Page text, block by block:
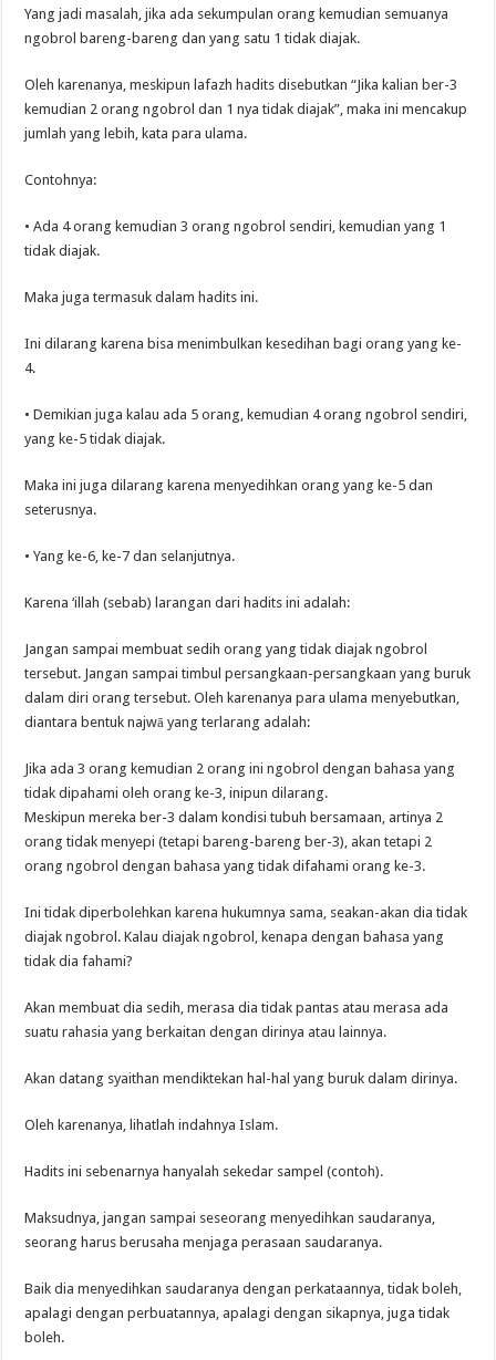
Yang jadi masalah, jika ada sekumpulan orang kemudian semuanya
ngobrol bareng-bareng dan yang satu 1 tidak diajak.
Oleh karenanya, meskipun lafazh hadits disebutkan “Jika kalian ber-3
kemudian 2 orang ngobrol dan 1 nya tidak diajak”, maka ini mencakup
jumlah yang lebih, kata para ulama.
Contohnya:
• Ada 4 orang kemudian 3 orang ngobrol sendiri, kemudian yang 1
tidak diajak.
Maka juga termasuk dalam hadits ini.
Ini dilarang karena bisa menimbulkan kesedihan bagi orang yang ke-
4.
• Demikian juga kalau ada 5 orang, kemudian 4 orang ngobrol sendiri,
yang ke-5 tidak diajak.
Maka ini juga dilarang karena menyedihkan orang yang ke-5 dan
seterusnya.
• Yang ke-6, ke-7 dan selanjutnya.
Karena ‘illah (sebab) larangan dari hadits ini adalah:
Jangan sampai membuat sedih orang yang tidak diajak ngobrol
tersebut. Jangan sampai timbul persangkaan-persangkaan yang buruk
dalam diri orang tersebut. Oleh karenanya para ulama menyebutkan,
diantara bentuk najwā yang terlarang adalah:
Jika ada 3 orang kemudian 2 orang ini ngobrol dengan bahasa yang
tidak dipahami oleh orang ke-3, inipun dilarang.
Meskipun mereka ber-3 dalam kondisi tubuh bersamaan, artinya 2
orang tidak menyepi (tetapi bareng-bareng ber-3), akan tetapi 2
orang ngobrol dengan bahasa yang tidak difahami orang ke-3.
Ini tidak diperbolehkan karena hukumnya sama, seakan-akan dia tidak
diajak ngobrol. Kalau diajak ngobrol, kenapa dengan bahasa yang
tidak dia fahami?
Akan membuat dia sedih, merasa dia tidak pantas atau merasa ada
suatu rahasia yang berkaitan dengan dirinya atau lainnya.
Akan datang syaithan mendiktekan hal-hal yang buruk dalam dirinya.
Oleh karenanya, lihatlah indahnya Islam.
Hadits ini sebenarnya hanyalah sekedar sampel (contoh).
Maksudnya, jangan sampai seseorang menyedihkan saudaranya,
seorang harus berusaha menjaga perasaan saudaranya.
Baik dia menyedihkan saudaranya dengan perkataannya, tidak boleh,
apalagi dengan perbuatannya, apalagi dengan sikapnya, juga tidak
boleh.